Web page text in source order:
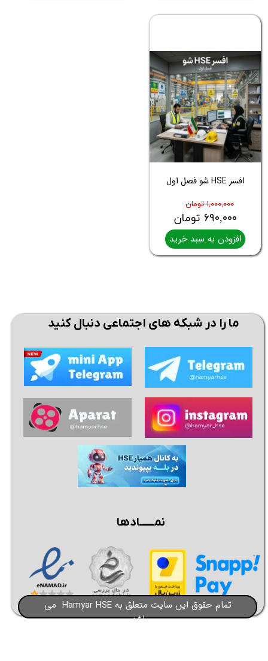
افسر HSE شو فصل اول
۱,۰۰۰,۰۰۰ تومان
۶۹۰,۰۰۰ تومان
افزودن به سبد خرید
تمام حقوق این سایت متعلق به Hamyar HSE می
باشد​​​​​​​
ما را در شبکه های اجتماعی دنبال کنید
نمــــــادها